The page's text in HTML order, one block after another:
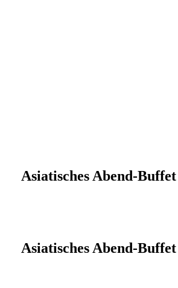
Asiatisches Abend-Buffet
Asiatisches Abend-Buffet